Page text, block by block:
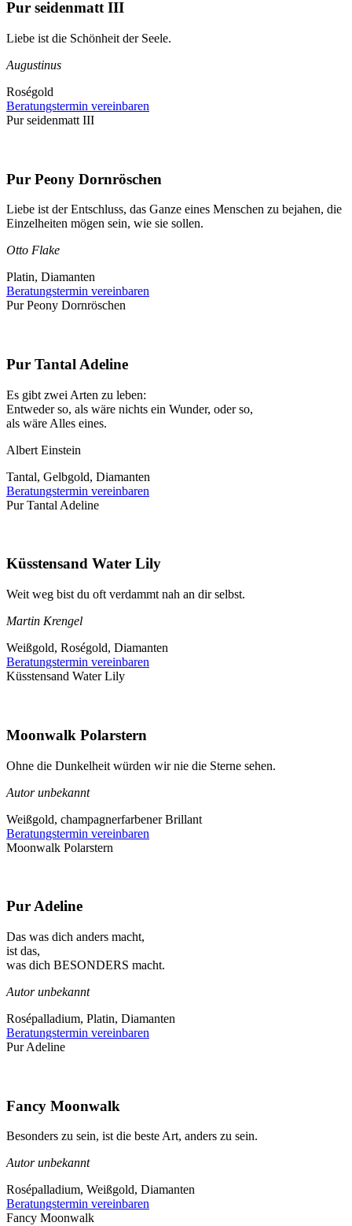
Pur seidenmatt III
Liebe ist die Schönheit der Seele.
Augustinus
Roségold
Beratungstermin vereinbaren
Pur seidenmatt III
Pur Peony Dornröschen
Liebe ist der Entschluss, das Ganze eines Menschen zu bejahen, die
Einzelheiten mögen sein, wie sie sollen.
Otto Flake
Platin, Diamanten
Beratungstermin vereinbaren
Pur Peony Dornröschen
Pur Tantal Adeline
Es gibt zwei Arten zu leben:
Entweder so, als wäre nichts ein Wunder, oder so,
als wäre Alles eines.
Albert Einstein
Tantal, Gelbgold, Diamanten
Beratungstermin vereinbaren
Pur Tantal Adeline
Küsstensand Water Lily
Weit weg bist du oft verdammt nah an dir selbst.
Martin Krengel
Weißgold, Roségold, Diamanten
Beratungstermin vereinbaren
Küsstensand Water Lily
Moonwalk Polarstern
Ohne die Dunkelheit würden wir nie die Sterne sehen.
Autor unbekannt
Weißgold, champagnerfarbener Brillant
Beratungstermin vereinbaren
Moonwalk Polarstern
Pur Adeline
Das was dich anders macht,
ist das,
was dich BESONDERS macht.
Autor unbekannt
Rosépalladium, Platin, Diamanten
Beratungstermin vereinbaren
Pur Adeline
Fancy Moonwalk
Besonders zu sein, ist die beste Art, anders zu sein.
Autor unbekannt
Rosépalladium, Weißgold, Diamanten
Beratungstermin vereinbaren
Fancy Moonwalk